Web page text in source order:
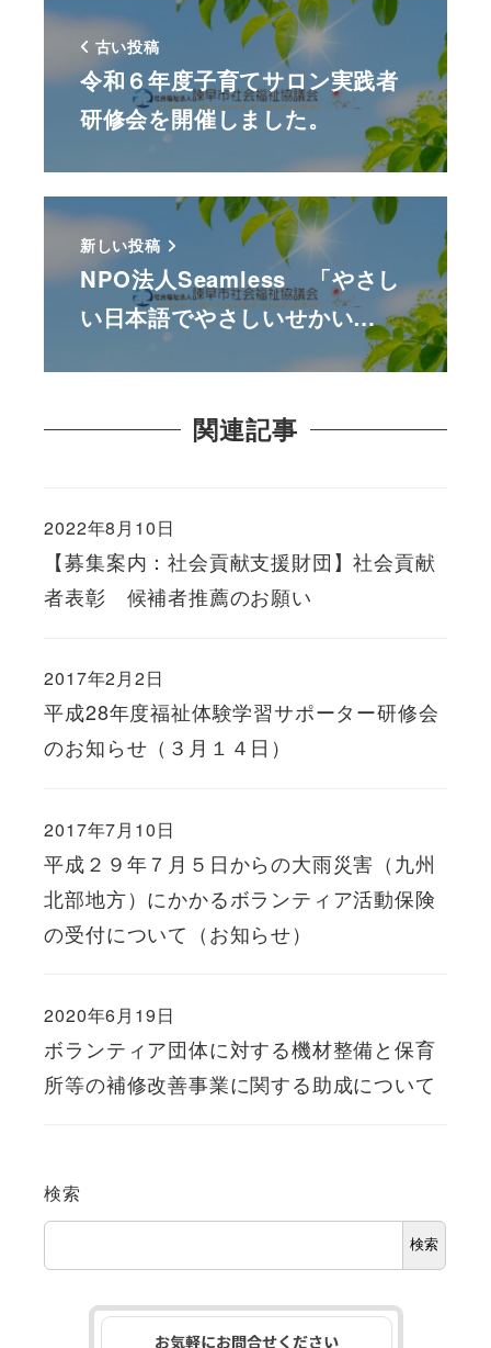
古い投稿
令和６年度子育てサロン実践者
研修会を開催しました。
新しい投稿
NPO法人Seamless 「やさし
い日本語でやさしいせかい…
関連記事
【募集案内：社会貢献支援財団】社会貢献
者表彰 候補者推薦のお願い
2022年8月10日
平成28年度福祉体験学習サポーター研修会
のお知らせ（３月１４日）
2017年2月2日
平成２９年７月５日からの大雨災害（九州
北部地方）にかかるボランティア活動保険
の受付について（お知らせ）
2017年7月10日
ボランティア団体に対する機材整備と保育
所等の補修改善事業に関する助成について
2020年6月19日
検索
検索